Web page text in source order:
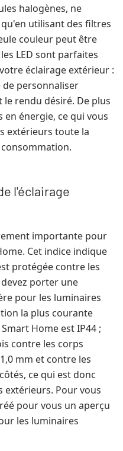
halogènes, ne
utilisant des filtres
couleur peut être
LED sont parfaites
éclairage extérieur :
personnaliser
rendu désiré. De plus
en énergie, ce qui vous
extérieurs toute la
l'éclairage
importante pour
Cet indice indique
protégée contre les
porter une
pour les luminaires
la plus courante
Home est IP44 ;
contre les corps
mm et contre les
ce qui est donc
extérieurs. Pour vous
pour vous un aperçu
les luminaires